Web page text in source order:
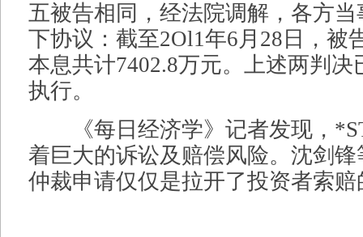
五被告相同，经法院调解，各方
下协议：截至2Ol1年6月28日，被
本息共计7402.8万元。上述两判决
执行。
《每日经济学》记者发现，
着巨大的诉讼及赔偿风险。沈剑
仲裁申请仅仅是拉开了投资者索赔